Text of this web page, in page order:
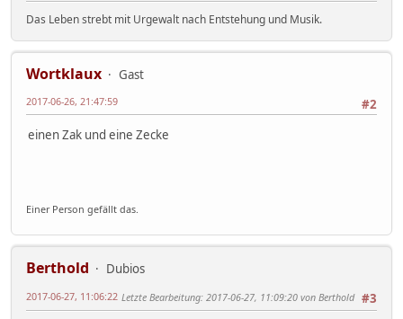
Das Leben strebt mit Urgewalt nach Entstehung und Musik.
Wortklaux
Gast
#2
2017-06-26, 21:47:59
einen Zak und eine Zecke
Einer Person gefällt das.
Berthold
Dubios
#3
2017-06-27, 11:06:22 Letzte Bearbeitung: 2017-06-27, 11:09:20 von Berthold